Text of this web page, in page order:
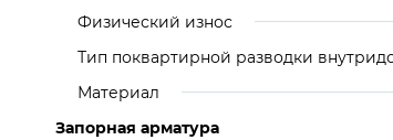
Физический износ
Тип поквартирной разводки
Материал
Запорная арматура